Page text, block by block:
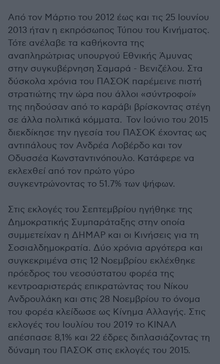
Από τον Μάρτιο του 2012 έως και τις 25 Ιουνίου
2013 ήταν η εκπρόσωπος Τύπου του Κινήματος.
Τότε ανέλαβε τα καθήκοντα της
αναπληρώτριας υπουργού Εθνικής Άμυνας
στην συγκυβέρνηση Σαμαρά - Βενιζέλου. Στα
δύσκολα χρόνια του ΠΑΣΟΚ παρέμεινε πιστή
στρατιώτης την ώρα που άλλοι «σύντροφοί»
της πηδούσαν από το καράβι βρίσκοντας στέγη
σε άλλα πολιτικά κόμματα. Τον Ιούνιο του 2015
διεκδίκησε την ηγεσία του ΠΑΣΟΚ έχοντας ως
αντιπάλους τον Ανδρέα Λοβέρδο και τον
Οδυσσέα Κωνσταντινόπουλο. Κατάφερε να
εκλεχθεί από τον πρώτο γύρο
συγκεντρώνοντας το 51.7% των ψήφων.
Στις εκλογές του Σεπτεμβρίου ηγήθηκε της
Δημοκρατικής Συμπαράταξης στην οποία
συμμετείχαν η ΔΗΜΑΡ και οι Κινήσεις για τη
Σοσιαλδημοκρατία. Δύο χρόνια αργότερα και
συγκεκριμένα στις 12 Νοεμβρίου εκλέχθηκε
πρόεδρος του νεοσύστατου φορέα της
κεντροαριστεράς επικρατώντας του Νίκου
Ανδρουλάκη και στις 28 Νοεμβρίου το όνομα
του φορέα κλείδωσε ως Κίνημα Αλλαγής. Στις
εκλογές του Ιουλίου του 2019 το ΚΙΝΑΛ
απέσπασε 8,1% και 22 έδρες διπλασιάζοντας τη
δύναμη του ΠΑΣΟΚ στις εκλογές του 2015.